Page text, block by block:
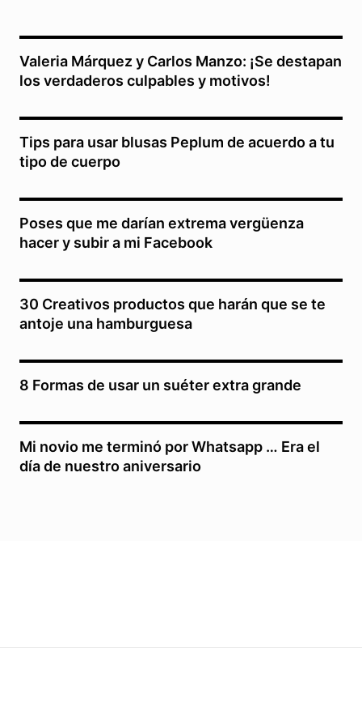
Valeria Márquez y Carlos Manzo: ¡Se destapan
los verdaderos culpables y motivos!
Tips para usar blusas Peplum de acuerdo a tu
tipo de cuerpo
Poses que me darían extrema vergüenza
hacer y subir a mi Facebook
30 Creativos productos que harán que se te
antoje una hamburguesa
8 Formas de usar un suéter extra grande
Mi novio me terminó por Whatsapp … Era el
día de nuestro aniversario